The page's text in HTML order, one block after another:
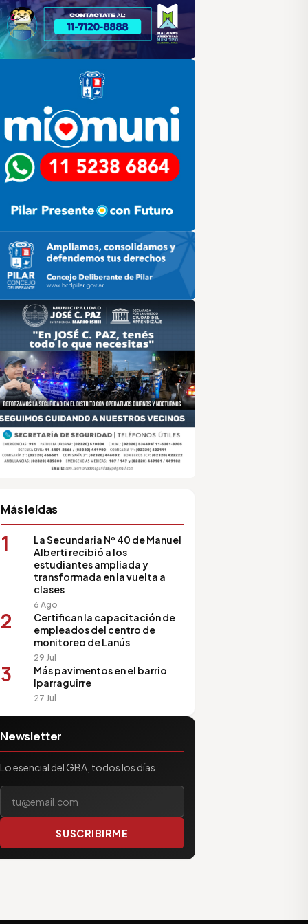
HCD
de Medios Vecinales
Más leídas
1
La Secundaria Nº 40 de Manuel
Alberti recibió a los
estudiantes ampliada y
transformada en la vuelta a
clases
6 Ago
2
Certifican la capacitación de
empleados del centro de
monitoreo de Lanús
29 Jul
3
Más pavimentos en el barrio
Iparraguirre
27 Jul
Newsletter
Lo esencial del GBA, todos los días.
SUSCRIBIRME